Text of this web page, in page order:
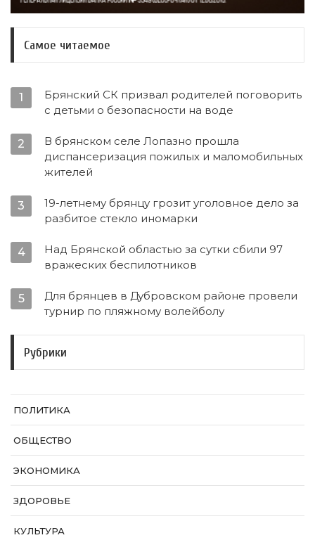
Самое читаемое
1
Брянский СК призвал родителей поговорить
с детьми о безопасности на воде
2
В брянском селе Лопазно прошла
диспансеризация пожилых и маломобильных
жителей
3
19-летнему брянцу грозит уголовное дело за
разбитое стекло иномарки
4
Над Брянской областью за сутки сбили 97
вражеских беспилотников
5
Для брянцев в Дубровском районе провели
турнир по пляжному волейболу
Рубрики
ПОЛИТИКА
ОБЩЕСТВО
ЭКОНОМИКА
ЗДОРОВЬЕ
КУЛЬТУРА